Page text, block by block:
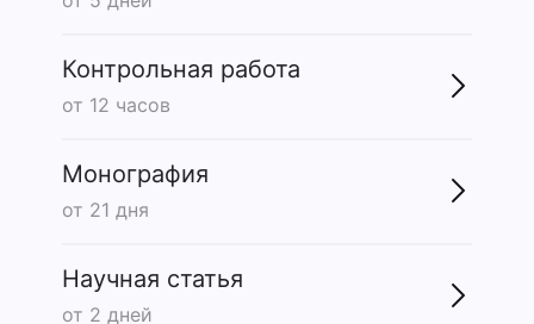
Контрольная работа
от 12 часов
Монография
от 21 дня
Научная статья
от 2 дней